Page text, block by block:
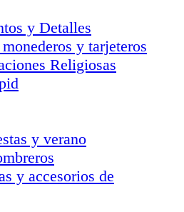
y Detalles
y tarjeteros
Religiosas
y verano
y accesorios de